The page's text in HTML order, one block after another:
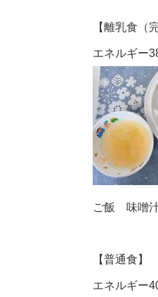
【離乳食（
エネルギー
ご飯 味噌
【普通食】
エネルギー